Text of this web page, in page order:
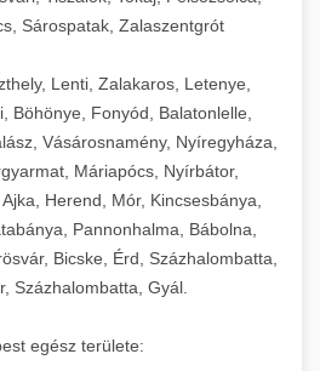
Sárospatak, Zalaszentgrót
Lenti, Zalakaros, Letenye,
Böhönye, Fonyód, Balatonlelle,
Vásárosnamény, Nyíregyháza,
Máriapócs, Nyírbátor,
Herend, Mór, Kincsesbánya,
Pannonhalma, Bábolna,
Bicske, Érd, Százhalombatta,
Százhalombatta, Gyál.
egész területe: